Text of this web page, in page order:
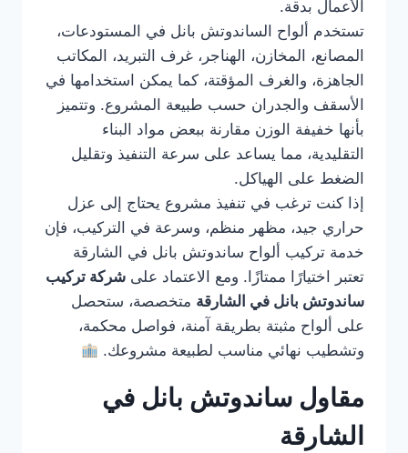
الأعمال بدقة.
تستخدم ألواح الساندوتش بانل في المستودعات،
المصانع، المخازن، الهناجر، غرف التبريد، المكاتب
الجاهزة، والغرف المؤقتة، كما يمكن استخدامها في
الأسقف والجدران حسب طبيعة المشروع. وتتميز
بأنها خفيفة الوزن مقارنة ببعض مواد البناء
التقليدية، مما يساعد على سرعة التنفيذ وتقليل
الضغط على الهياكل.
إذا كنت ترغب في تنفيذ مشروع يحتاج إلى عزل
حراري جيد، مظهر منظم، وسرعة في التركيب، فإن
خدمة تركيب ألواح ساندوتش بانل في الشارقة
تعتبر اختيارًا ممتازًا. ومع الاعتماد على شركة تركيب
ساندوتش بانل في الشارقة متخصصة، ستحصل
على ألواح مثبتة بطريقة آمنة، فواصل محكمة،
وتشطيب نهائي مناسب لطبيعة مشروعك.
مقاول ساندوتش بانل في
الشارقة